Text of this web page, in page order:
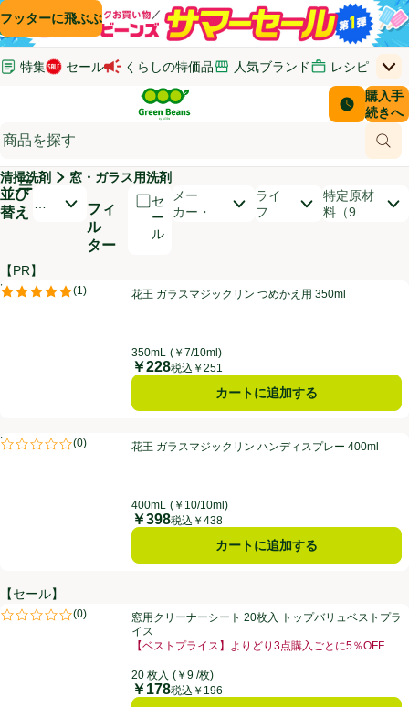
コンテンツに飛ぶ
検索に飛ぶ
フッターに飛ぶ
特集 セール くらしの特価品 人気ブランド レシピ
はじめてのお買い物ガイド
(新しいウィンドウで開く) (新しいウィンドウで開く)
サポート・ヘルプ・お問い合わせ
(新しいウィンドウで開く)
上
Green Beans
商
配送日時
購入手
続きへ
お客さ
￥0
メインメニュ―ボタン
清掃洗剤 窓・ガラス用洗剤
並び
替え
開いて並び替えオプションのリストを見る
順
フィ
ル
ター
セ
ー
ル
メー
カー・ブ
ライ
フス
特定原材
料（9品
商品リスト
【PR】
PR
PR
花王 ガラスマジックリン つめかえ用 350ml
(1)
評価は1件のレビューで5点中5.0点。花王 ガラスマジックリン つめかえ用 350ml
350mL (￥7/10ml)
価格
￥228税込￥251
カートに追加する
PR
PR
花王 ガラスマジックリン ハンディスプレー 400ml
(0)
評価は0件のレビューで5点中0.0点。花王 ガラスマジックリン ハンディスプレー 400ml
400mL (￥10/10ml)
価格
￥398税込￥438
カートに追加する
【セール】
窓用クリーナーシート 20枚入 トップバリュベストプライス
(0)
評価は0件のレビューで5点中0.0点。窓用クリーナーシート 20枚入 トップバリュベストプラ
イス
【ベストプライス】よりどり3点購入ごとに5％OFF
20 枚入 (￥9 /枚)
価格
￥178税込￥196